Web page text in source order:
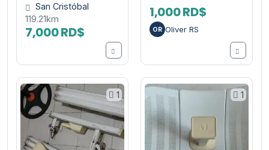
San Cristóbal
119.21km
7,000 RD$
1,000 RD$
OR Oliver RS
1 1